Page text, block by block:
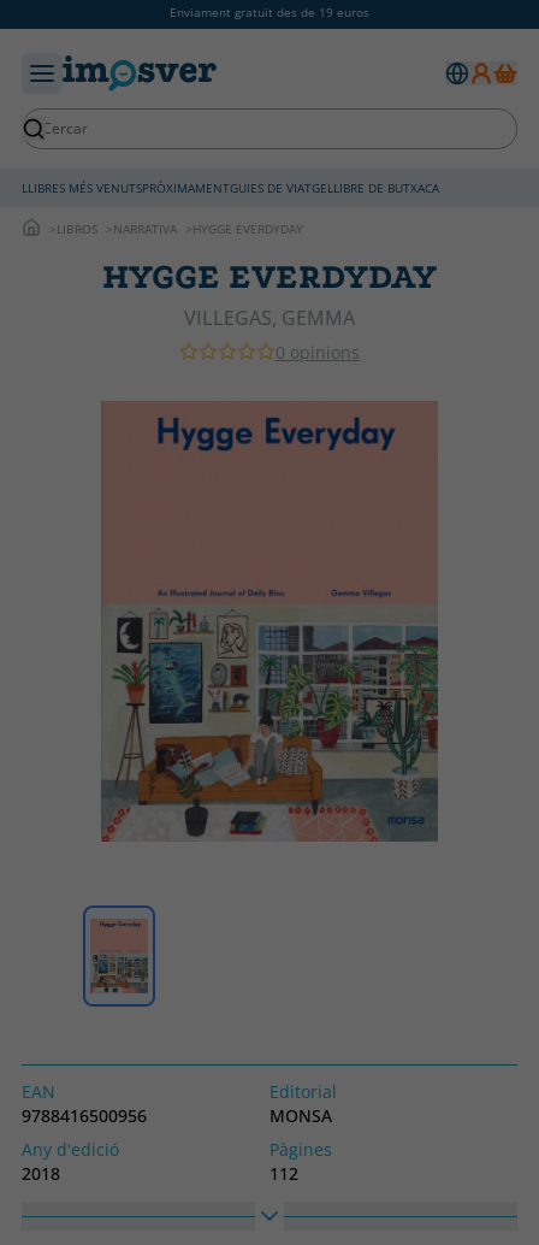
Enviament gratuït des de 19 euros
LLIBRES MÉS VENUTSPRÒXIMAMENTGUIES DE VIATGELLIBRE DE BUTXACA
LIBROS NARRATIVA HYGGE EVERDYDAY
HYGGE EVERDYDAY
VILLEGAS, GEMMA
0 opinions
EAN
9788416500956
Editorial
MONSA
Any d'edició
2018
Pàgines
112
Idioma